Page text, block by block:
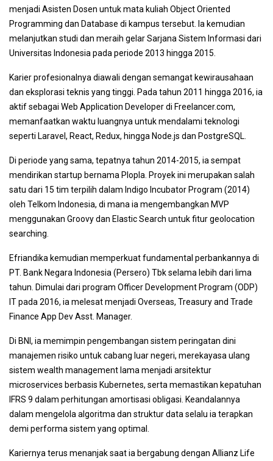
menjadi Asisten Dosen untuk mata kuliah Object Oriented
Programming dan Database di kampus tersebut. Ia kemudian
melanjutkan studi dan meraih gelar Sarjana Sistem Informasi dari
Universitas Indonesia pada periode 2013 hingga 2015.
Karier profesionalnya diawali dengan semangat kewirausahaan
dan eksplorasi teknis yang tinggi. Pada tahun 2011 hingga 2016, ia
aktif sebagai Web Application Developer di Freelancer.com,
memanfaatkan waktu luangnya untuk mendalami teknologi
seperti Laravel, React, Redux, hingga Node.js dan PostgreSQL.
Di periode yang sama, tepatnya tahun 2014-2015, ia sempat
mendirikan startup bernama Plopla. Proyek ini merupakan salah
satu dari 15 tim terpilih dalam Indigo Incubator Program (2014)
oleh Telkom Indonesia, di mana ia mengembangkan MVP
menggunakan Groovy dan Elastic Search untuk fitur geolocation
searching.
Efriandika kemudian memperkuat fundamental perbankannya di
PT. Bank Negara Indonesia (Persero) Tbk selama lebih dari lima
tahun. Dimulai dari program Officer Development Program (ODP)
IT pada 2016, ia melesat menjadi Overseas, Treasury and Trade
Finance App Dev Asst. Manager.
Di BNI, ia memimpin pengembangan sistem peringatan dini
manajemen risiko untuk cabang luar negeri, merekayasa ulang
sistem wealth management lama menjadi arsitektur
microservices berbasis Kubernetes, serta memastikan kepatuhan
IFRS 9 dalam perhitungan amortisasi obligasi. Keandalannya
dalam mengelola algoritma dan struktur data selalu ia terapkan
demi performa sistem yang optimal.
Kariernya terus menanjak saat ia bergabung dengan Allianz Life